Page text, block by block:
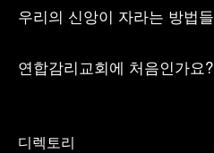
우리의 신앙이 자라는 방법들
연합감리교회에 처음인가요?
디렉토리